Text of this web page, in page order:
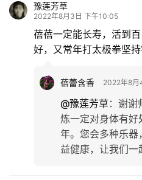
豫莲芳草
2022年8月3日 下午10:05
蓓蓓一定能长寿，活到
好，又常年打太极拳坚
蓓蕾含香 2022年8月
@豫莲芳草： 谢谢
炼一定对身体有好
年。您会多种乐器
益健康，让我们